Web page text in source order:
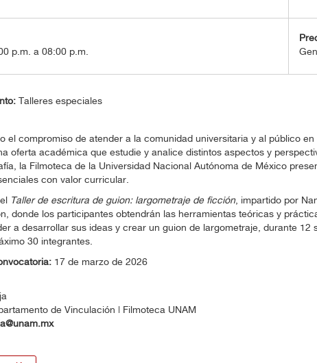
p.m. a 08:00 p.m.
Talleres especiales
el compromiso de atender a la comunidad universitaria y al público en
oferta académica que estudie y analice distintos aspectos y
la Filmoteca de la Universidad Nacional Autónoma de México
con valor curricular.
Taller de escritura de guion: largometraje de ficción, impartido por
donde los participantes obtendrán las herramientas teóricas y
a desarrollar sus ideas y crear un guion de largometraje, durante 12
30 integrantes.
17 de marzo de 2026
de Vinculación | Filmoteca UNAM